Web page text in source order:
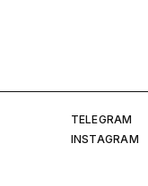
TELEGRAM
INSTAGRAM